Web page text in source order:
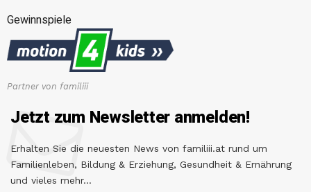
Gewinnspiele
Partner von familiii
Jetzt zum Newsletter anmelden!
Erhalten Sie die neuesten News von familiii.at rund um
Familienleben, Bildung & Erziehung, Gesundheit & Ernährung
und vieles mehr...